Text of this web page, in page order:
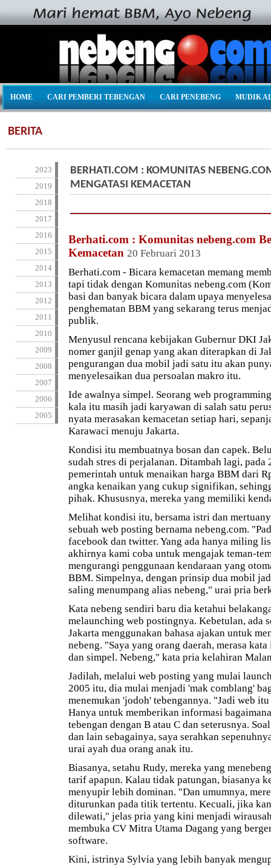
HOME CARI PEMBERI TEBENGAN CARI PENEBENG MUDIK
BERITA
2023
2019
2018
2017
2016
2015
2014
2013
2012
2011
2010
2009
2008
2007
2006
2005
BERHATI.COM : KOMUNITAS
MENGATASI KEMACETAN
Berhati.com : Komunitas nebeng.com
Kemacetan 20 Februari 2013
Berhati.com - Bicara kemacetan memang
tapi tidak dengan Komunitas nebeng.com
basi dan banyak bicara dalam upaya
penghematan BBM yang sekarang terus
publik.
Menyusul rencana kebijakan Gubernur DKI
nomer ganjil genap yang akan diterapkan di
pengurangan dua mobil jadi satu itu akan
menyelesaikan dua persoalan makro itu.
Ide awalnya simpel. Seorang web
kala itu masih jadi karyawan di salah satu
nyata merasakan kemacetan setiap hari,
Karawaci menuju Jakarta.
Kondisi itu membuatnya bosan dan capek.
sudah stres di perjalanan. Ditambah lagi, pada
pemerintah untuk menaikan harga BBM dari
angka kenaikan yang cukup signifikan,
pihak. Khususnya, mereka yang memiliki
Melihat kondisi itu, bersama istri dan
sebuah web posting bernama nebeng.com.
facebook dan twitter. Yang ada hanya miling
akhirnya kami coba untuk mengajak teman-
mengurangi penggunaan kendaraan yang
BBM. Simpelnya, dengan prinsip dua mobil
saling menumpang alias nebeng," urai pria
Kata nebeng sendiri baru dia ketahui
melaunching web postingnya. Kebetulan, ada
Jakarta menggunakan bahasa ajakan untuk
nebeng. "Saya yang orang daerah, merasa
dan simpel. Nebeng," kata pria kelahiran
Jadilah, melalui web posting yang mulai
2005 itu, dia mulai menjadi 'mak comblang'
menemukan 'jodoh' tebengannya. "Jadi web
Hanya untuk memberikan informasi
tebengan dengan B atau C dan seterusnya.
dan lain sebagainya, saya serahkan
urai ayah dua orang anak itu.
Biasanya, setahu Rudy, mereka yang
tarif apapun. Kalau tidak patungan, biasanya
menyupir lebih dominan. "Dan umumnya,
diturunkan pada titik tertentu. Kecuali, jika
dilewati," jelas pria yang kini menjadi
membuka CV Mitra Utama Dagang yang
software.
Kini, istrinya Sylvia yang lebih banyak